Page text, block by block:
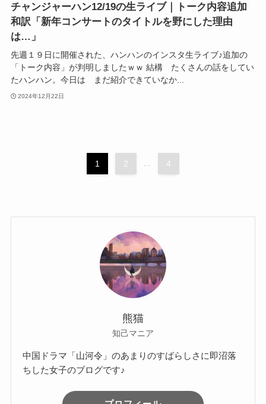
チャンジャーハン12/19の生ライブ｜トーク内容追加
和訳「新年コンサートのタイトルを野にした理由
は…」
先週１９日に開催された、ハンハンのインスタ生ライブ♪追加の
「トーク内容」が判明しましたｗｗ 結構 たくさんの話をしてい
たハンハン。今日は まだ紹介できていなか...
2024年12月22日
1 2 ... 4
熊猫
知己マニア
中国ドラマ「山河令」のあまりのすばらしさに即沼落
ちした女子のブログです♪